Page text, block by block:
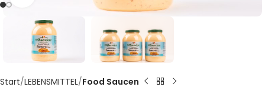
Start LEBENSMITTEL Food Saucen